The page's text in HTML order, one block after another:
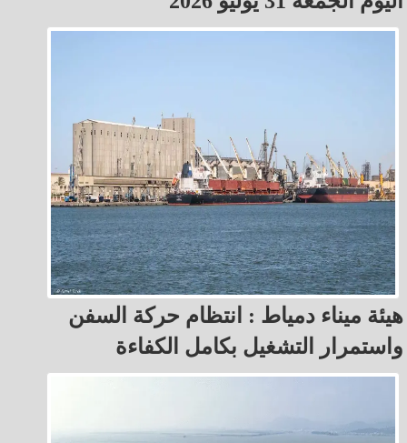
هيئة ميناء دمياط : انتظام حركة السفن
واستمرار التشغيل بكامل الكفاءة